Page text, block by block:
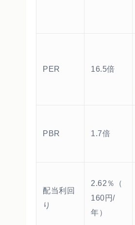
PER 16.5倍
PBR 1.7倍
配当利回
り
2.62％（
160円/
年）